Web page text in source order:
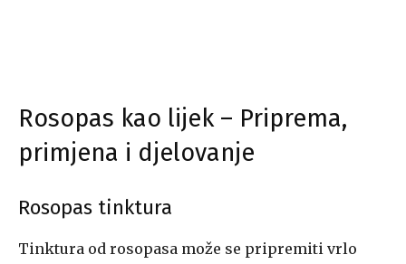
Rosopas kao lijek – Priprema,
primjena i djelovanje
Rosopas tinktura
Tinktura od rosopasa može se pripremiti vrlo